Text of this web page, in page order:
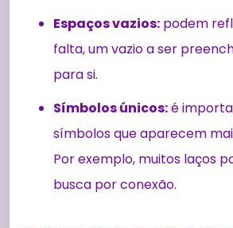
Espaços vazios: podem
falta, um vazio a ser
para si.
Símbolos únicos:é
símbolos que aparecem
Por exemplo, muitos laços
busca por conexão.